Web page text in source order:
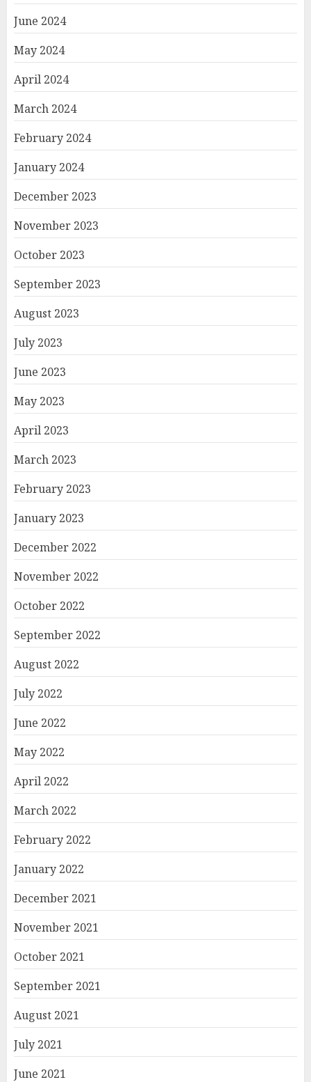
June 2024
May 2024
April 2024
March 2024
February 2024
January 2024
December 2023
November 2023
October 2023
September 2023
August 2023
July 2023
June 2023
May 2023
April 2023
March 2023
February 2023
January 2023
December 2022
November 2022
October 2022
September 2022
August 2022
July 2022
June 2022
May 2022
April 2022
March 2022
February 2022
January 2022
December 2021
November 2021
October 2021
September 2021
August 2021
July 2021
June 2021